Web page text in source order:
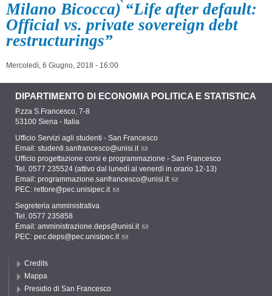
Milano Bicocca) “Life after default:
Official vs. private sovereign debt
restructurings”
Mercoledì, 6 Giugno, 2018 - 16:00
DIPARTIMENTO DI ECONOMIA POLITICA E STATISTICA
P.zza S.Francesco, 7-8
53100 Siena - Italia
Ufficio Servizi agli studenti - San Francesco
Email: studenti.sanfrancesco@unisi.it
Ufficio progettazione corsi e programmazione - San Francesco
Tel. 0577 235524 (attivo dal lunedì al venerdì in orario 12-13)
Email: programmazione.sanfrancesco@unisi.it
PEC: rettore@pec.unisipec.it
Segreteria amministrativa
Tel. 0577 235858
Email: amministrazione.deps@unisi.it
PEC: pec.deps@pec.unisipec.it
Credits
Mappa
Presidio di San Francesco